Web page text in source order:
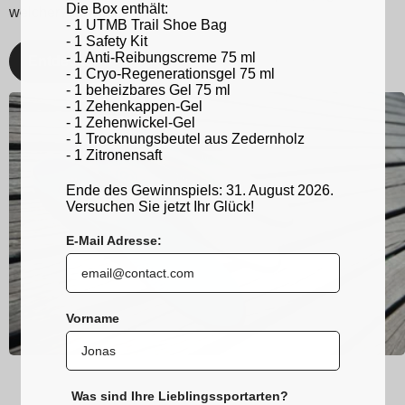
welcher Aktivität!
Entdecken
Die Box enthält:
- 1 UTMB Trail Shoe Bag
- 1 Safety Kit
- 1 Anti-Reibungscreme 75 ml
- 1 Cryo-Regenerationsgel 75 ml
- 1 beheizbares Gel 75 ml
- 1 Zehenkappen-Gel
- 1 Zehenwickel-Gel
- 1 Trocknungsbeutel aus Zedernholz
- 1 Zitronensaft
Ende des Gewinnspiels: 31. August 2026.
Versuchen Sie jetzt Ihr Glück!
E-Mail Adresse:
Vorname
Was sind Ihre Lieblingssportarten?